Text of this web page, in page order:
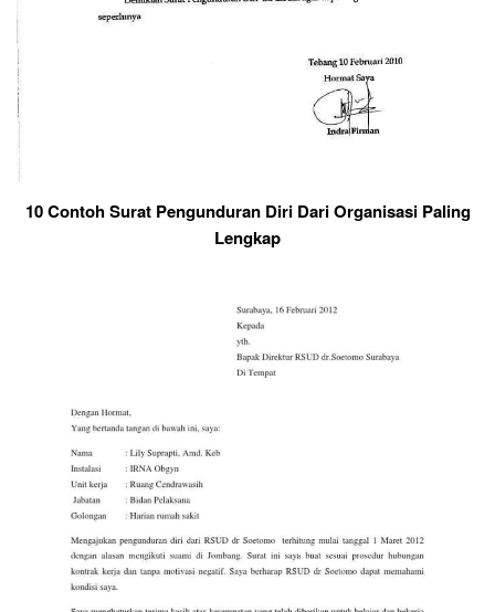
10 Contoh Surat Pengunduran Diri Dari Organisasi Paling
Lengkap